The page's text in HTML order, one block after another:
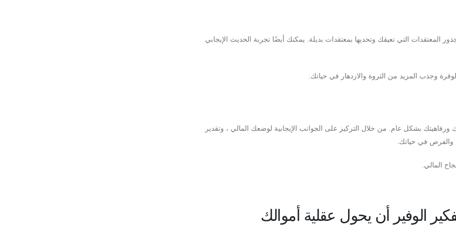
التي تعيقك وتحديها بمعتقدات بديلة. يمكنك أيضًا تجربة الحديث الإيجابي
وجذب المزيد من الثروة والازدهار في حياتك.
ورفاهيتك بشكل عام. من خلال التركيز على الجوانب الإيجابية لوضعك المالي ، وتقدير
والفرص في حياتك.
المالي.
الوفير أن يحول عقلية أموالك